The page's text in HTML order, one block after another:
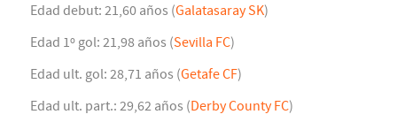
Edad debut: 21,60 años (Galatasaray SK)
Edad 1º gol: 21,98 años (Sevilla FC)
Edad ult. gol: 28,71 años (Getafe CF)
Edad ult. part.: 29,62 años (Derby County FC)